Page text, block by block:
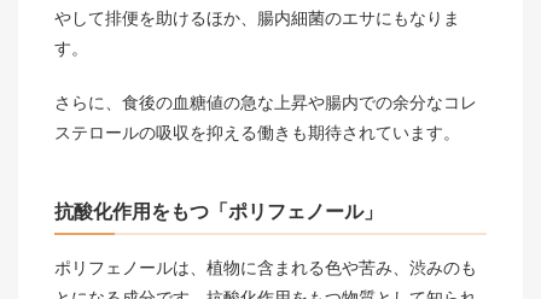
やして排便を助けるほか、腸内細菌のエサにもなりま
す。
さらに、食後の血糖値の急な上昇や腸内での余分なコレ
ステロールの吸収を抑える働きも期待されています。
抗酸化作用をもつ「ポリフェノール」
ポリフェノールは、植物に含まれる色や苦み、渋みのも